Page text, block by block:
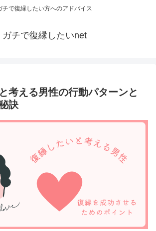
チで復縁したい方へのアドバイス
ガチで復縁したいnet
考える男性の行動パターンと
訣